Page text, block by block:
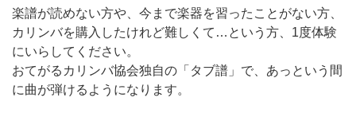
楽譜が読めない方や、今まで楽器を習ったことがない方、
カリンバを購入したけれど難しくて…という方、1度体験
にいらしてください。
おてがるカリンバ協会独自の「タブ譜」で、あっという間
に曲が弾けるようになります。